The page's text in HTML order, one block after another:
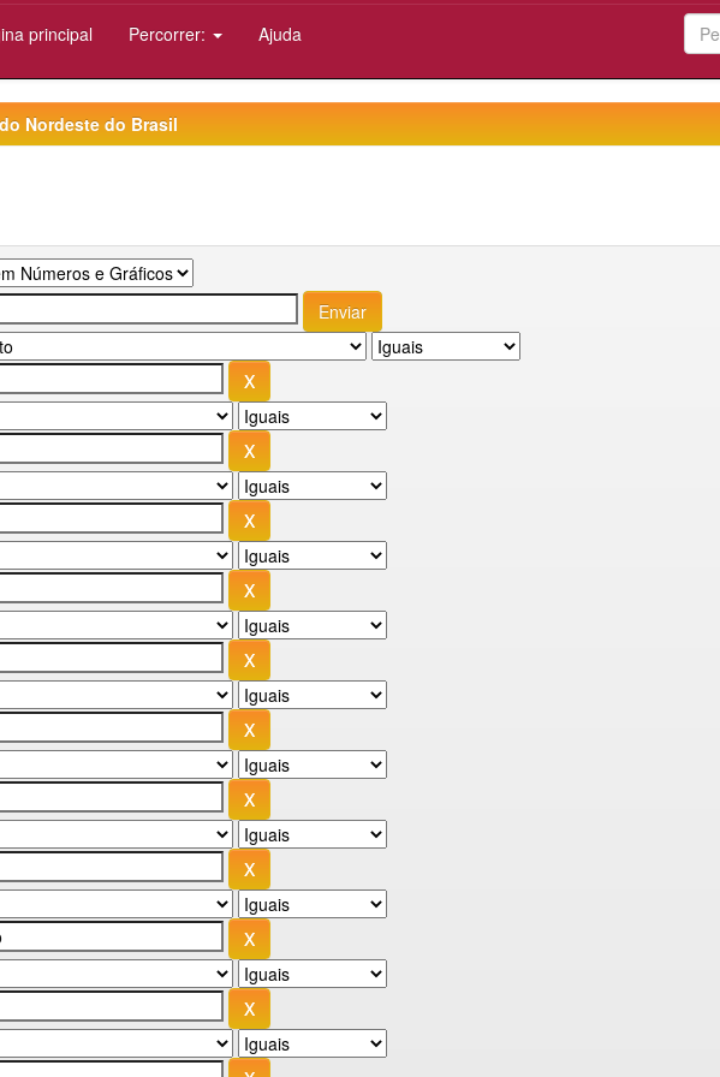
principal Percorrer: Ajuda
Nordeste do Brasil